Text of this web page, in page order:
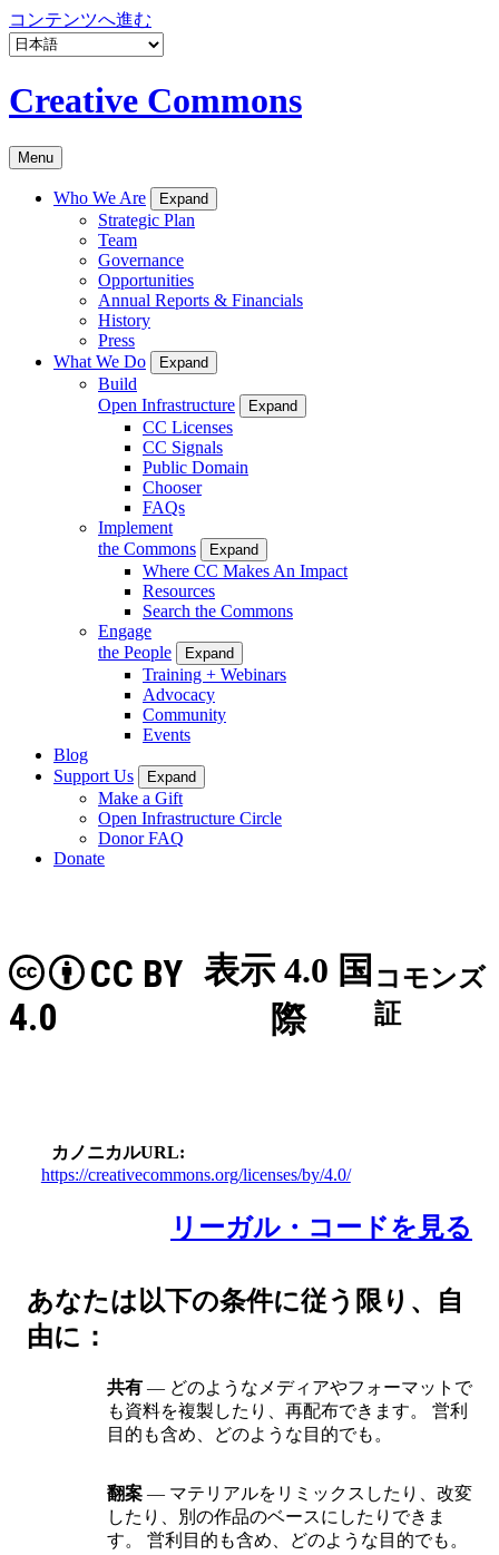
コンテンツへ進む
Creative Commons
Menu
Who We Are Expand
Strategic Plan
Team
Governance
Opportunities
Annual Reports & Financials
History
Press
What We Do
Expand
Build
Open Infrastructure
Expand
CC Licenses
CC Signals
Public Domain
Chooser
FAQs
Implement
the Commons
Expand
Where CC Makes An Impact
Resources
Search the Commons
Engage
the People
Expand
Training + Webinars
Advocacy
Community
Events
Blog
Support Us
Expand
Make a Gift
Open Infrastructure Circle
Donor FAQ
Donate
表示 4.0 国
際
CC BY
4.0
コモンズ
証
カノニカルURL
https://creativecommons.org/licenses/by/4.0/
リーガル・コードを見る
あなたは以下の条件に従う限り、自
由に：
共有 — どのようなメディアやフォーマットで
も資料を複製したり、再配布できます。 営利
目的も含め、どのような目的でも。
翻案 — マテリアルをリミックスしたり、改変
したり、別の作品のベースにしたりできま
す。 営利目的も含め、どのような目的でも。